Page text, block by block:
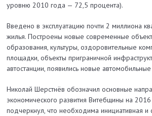
уровню 2010 года — 72,5 процента).
Введено в эксплуатацию почти 2 миллиона
жилья. Построены новые современные
образования, культуры, оздоровительные
площадки, объекты приграничной
автостанции, появились новые
Николай Шерстнёв обозначил основные
экономического развития Витебщины на
подчеркнул, что необ­ходи­­ма инициативная и